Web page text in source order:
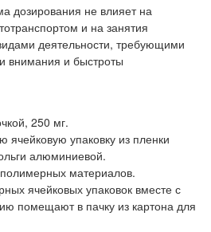
дозирования не влияет на
и на занятия
деятельности, требующими
внимания и быстроты
250 мг.
ячейковую упаковку из пленки
алюминиевой.
материалов.
ячейковых упаковок вместе с
помещают в пачку из картона для